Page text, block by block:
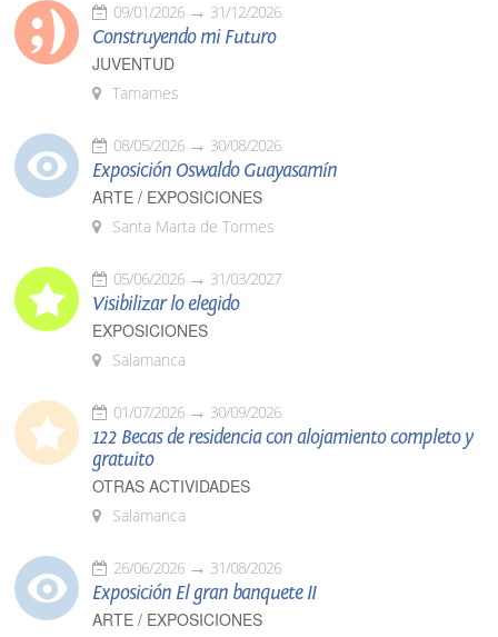
09/01/2026 31/12/2026
Construyendo mi Futuro
JUVENTUD
Tamames
08/05/2026 30/08/2026
Exposición Oswaldo Guayasamín
ARTE / EXPOSICIONES
Santa Marta de Tormes
05/06/2026 31/03/2027
Visibilizar lo elegido
EXPOSICIONES
Salamanca
01/07/2026 30/09/2026
122 Becas de residencia con alojamiento completo y
gratuito
OTRAS ACTIVIDADES
Salamanca
26/06/2026 31/08/2026
Exposición El gran banquete II
ARTE / EXPOSICIONES